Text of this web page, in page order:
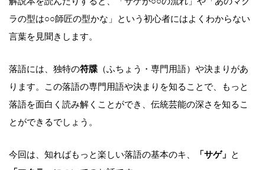
ラの型は○○師匠の型かな」という初心者にはよくわからない
言葉を見聞きします。
落語には、独特の符牒 （ふちょう・専門用語）や決まりがあ
ります。この落語の専門用語や決まりを知ることで、もっと
落語を面白く読み解くことができ、伝統芸能の深さを知るこ
とができるでしょう。
今回は、知ればもっと楽しい落語の基本のキ、 「サゲ」
と